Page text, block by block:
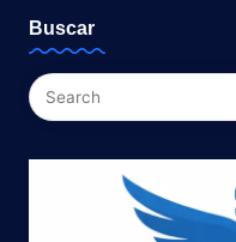
Buscar